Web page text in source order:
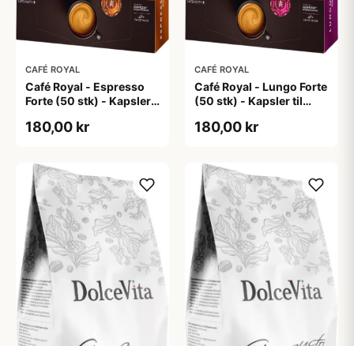
CAFÉ ROYAL
Café Royal - Espresso
Forte (50 stk) - Kapsler
180,00 kr
CAFÉ ROYAL
Café Royal - Lungo Forte
(50 stk) - Kapsler til
180,00 kr